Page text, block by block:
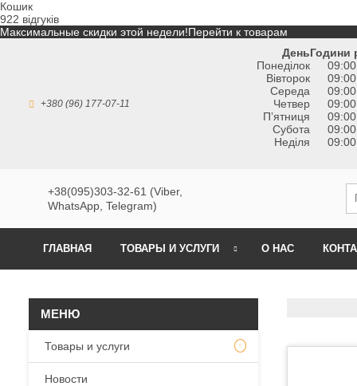
Кошик
922 відгуків
Максимальные скидки этой недели!Перейти к товарам
+380 (96) 177-07-11
ДеньГодини
Понеділок
Вівторок
Середа
Четвер
Пʼятниця
Субота
Неділя
+38(095)303-32-61 (Viber,
WhatsApp, Telegram)
ГЛАВНАЯ ТОВАРЫ И УСЛУГИ О НАС
Товары и услуги
Новости